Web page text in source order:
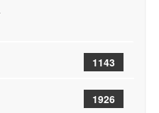
1143
1926